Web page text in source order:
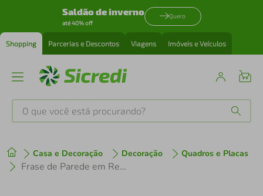
Saldão de inverno
até 40% off
Quero
Shopping Parcerias e Descontos Viagens Imóveis e Veículos
O que você está procurando?
Casa e Decoração Decoração Quadros e Placas
Frase de Parede em Relevo Cozinha Sabor da Vida 150x57 Preto
1º tenis